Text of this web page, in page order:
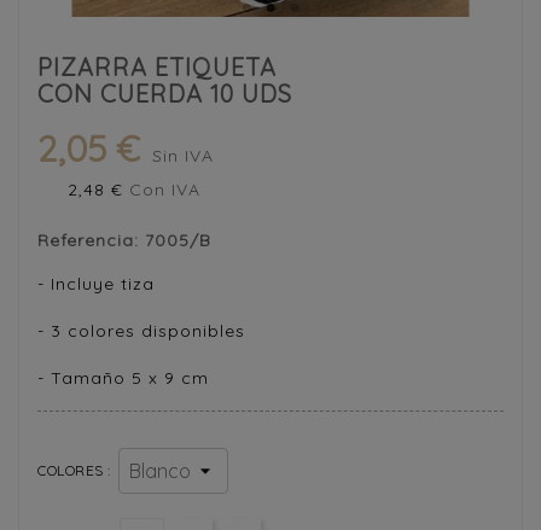
PIZARRA ETIQUETA
CON CUERDA 10 UDS
2,05 € Sin IVA
2,48 € Con IVA
Referencia: 7005/B
- Incluye tiza
- 3 colores disponibles
- Tamaño 5 x 9 cm
COLORES :